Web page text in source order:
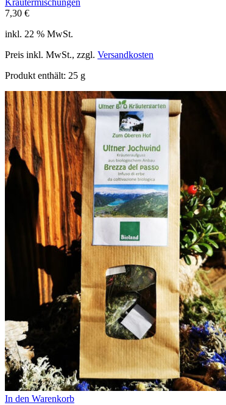
Kräutermischungen
7,30 €
inkl. 22 % MwSt.
Preis inkl. MwSt., zzgl. Versandkosten
Produkt enthält: 25 g
In den Warenkorb